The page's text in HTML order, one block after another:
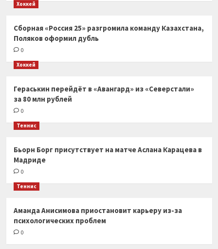
Хоккей
Сборная «Россия 25» разгромила команду Казахстана,
Поляков оформил дубль
0
Хоккей
Гераськин перейдёт в «Авангард» из «Северстали»
за 80 млн рублей
0
Теннис
Бьорн Борг присутствует на матче Аслана Карацева в
Мадриде
0
Теннис
Аманда Анисимова приостановит карьеру из-за
психологических проблем
0